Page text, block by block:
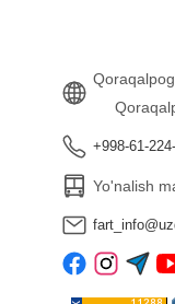
+998-61-
Yo'nalish